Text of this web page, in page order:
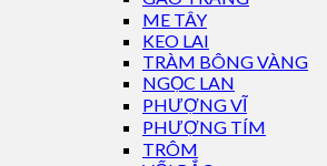
ME TÂY
KEO LAI
TRÀM BÔNG VÀNG
NGỌC LAN
PHƯỢNG VĨ
PHƯỢNG TÍM
TRÔM